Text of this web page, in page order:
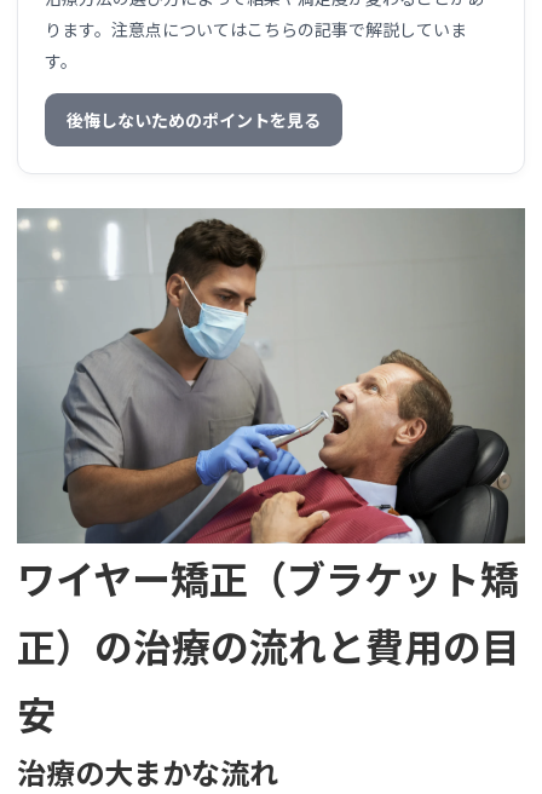
ります。注意点についてはこちらの記事で解説していま
す。
後悔しないためのポイントを見る
ワイヤー矯正（ブラケット矯
正）の治療の流れと費用の目
安
治療の大まかな流れ